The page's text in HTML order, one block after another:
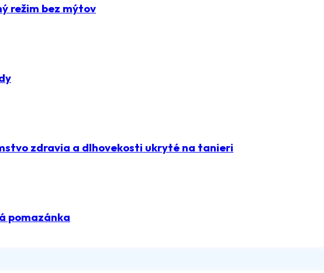
režim bez mýtov
zdravia a dlhovekosti ukryté na tanieri
pomazánka